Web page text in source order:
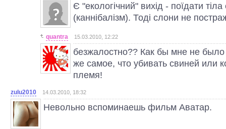
Є "екологічний" вихід - поїдати тіла
(каннібалізм). Тоді слони не
quantra 15.03.2010, 12:22
безжалостно?? Как бы мне не
же самое, что убивать свиней или
племя!
zulu2010 14.03.2010, 18:32
Невольно вспоминаешь фильм Аватар.